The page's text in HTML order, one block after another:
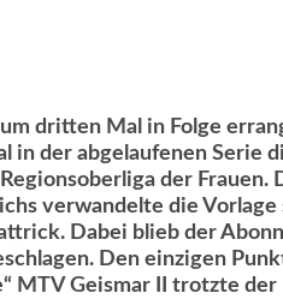
dritten Mal in Folge
in der abgelaufenen Serie
der Frauen.
verwandelte die
Dabei blieb der
Den einzigen
MTV Geismar II trotzte